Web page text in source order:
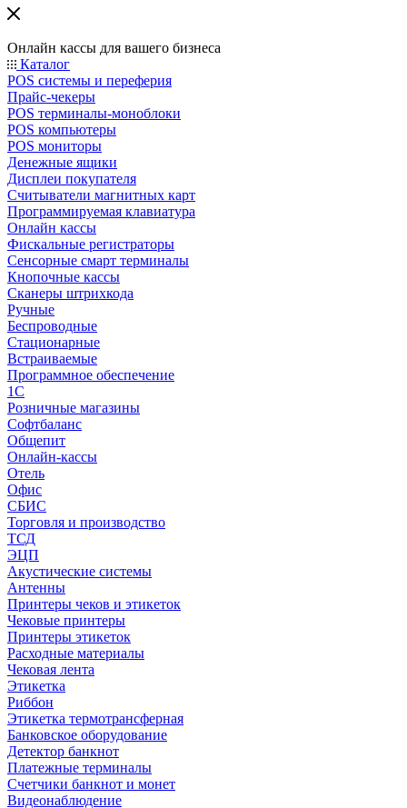
Онлайн кассы для вашего бизнеса
Каталог
POS системы и переферия
Прайс-чекеры
POS терминалы-моноблоки
POS компьютеры
POS мониторы
Денежные ящики
Дисплеи покупателя
Считыватели магнитных карт
Программируемая клавиатура
Онлайн кассы
Фискальные регистраторы
Сенсорные смарт терминалы
Кнопочные кассы
Сканеры штрихкода
Ручные
Беспроводные
Стационарные
Встраиваемые
Программное обеспечение
1С
Розничные магазины
Софтбаланс
Общепит
Онлайн-кассы
Отель
Офис
СБИС
Торговля и производство
ТСД
ЭЦП
Акустические системы
Антенны
Принтеры чеков и этикеток
Чековые принтеры
Принтеры этикеток
Расходные материалы
Чековая лента
Этикетка
Риббон
Этикетка термотрансферная
Банковское оборудование
Детектор банкнот
Платежные терминалы
Счетчики банкнот и монет
Видеонаблюдение